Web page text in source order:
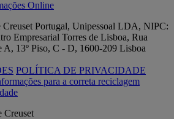
Portugal, Unipessoal LDA, NIPC:
Empresarial Torres de Lisboa, Rua
A, 13º Piso, C - D, 1600-209 Lisboa
POLÍTICA DE PRIVACIDADE
para a correta reciclagem
Creuset